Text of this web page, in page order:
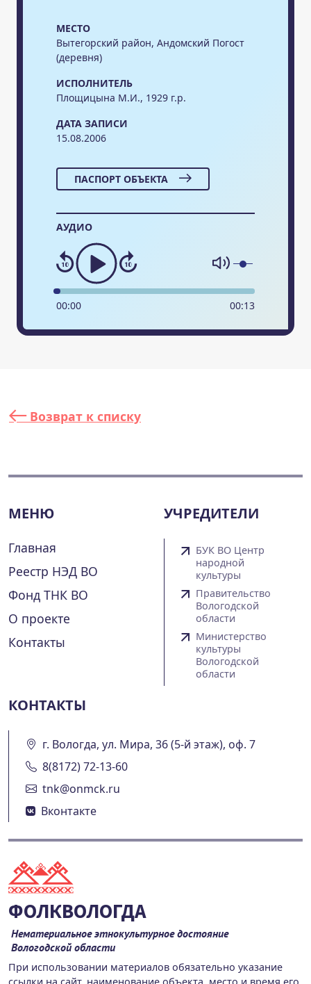
МЕСТО
Вытегорский район, Андомский Погост
(деревня)
ИСПОЛНИТЕЛЬ
Площицына М.И., 1929 г.р.
ДАТА ЗАПИСИ
15.08.2006
ПАСПОРТ ОБЪЕКТА
АУДИО
00:00 00:13
Возврат к списку
МЕНЮ
Главная
Реестр НЭД ВО
Фонд ТНК ВО
О проекте
Контакты
УЧРЕДИТЕЛИ
БУК ВО Центр
народной
культуры
Правительство
Вологодской
области
Министерство
культуры
Вологодской
области
КОНТАКТЫ
г. Вологда, ул. Мира, 36 (5-й этаж), оф. 7
8(8172) 72-13-60
tnk@onmck.ru
Вконтакте
ФОЛКВОЛОГДА
Нематериальное этнокультурное достояние
Вологодской области
При использовании материалов обязательно указание